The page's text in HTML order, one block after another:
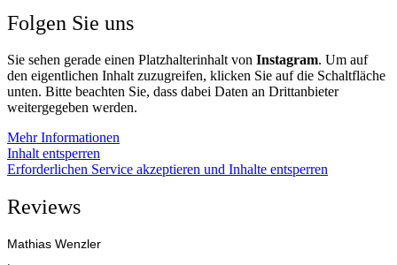
Folgen Sie uns
Sie sehen gerade einen Platzhalterinhalt von Instagram. Um auf
den eigentlichen Inhalt zuzugreifen, klicken Sie auf die Schaltfläche
unten. Bitte beachten Sie, dass dabei Daten an Drittanbieter
weitergegeben werden.
Mehr Informationen
Inhalt entsperren
Erforderlichen Service akzeptieren und Inhalte entsperren
Reviews
Mathias Wenzler